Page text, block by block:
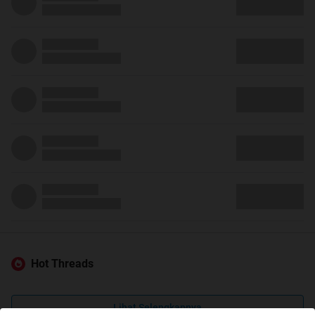
Hot Threads
Lihat Selengkapnya